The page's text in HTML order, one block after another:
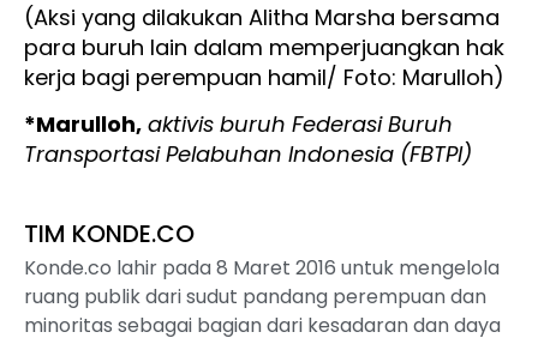
(Aksi yang dilakukan Alitha Marsha bersama
para buruh lain dalam memperjuangkan hak
kerja bagi perempuan hamil/ Foto: Marulloh)
*Marulloh, aktivis buruh Federasi Buruh
Transportasi Pelabuhan Indonesia (FBTPI)
TIM KONDE.CO
Konde.co lahir pada 8 Maret 2016 untuk mengelola
ruang publik dari sudut pandang perempuan dan
minoritas sebagai bagian dari kesadaran dan daya